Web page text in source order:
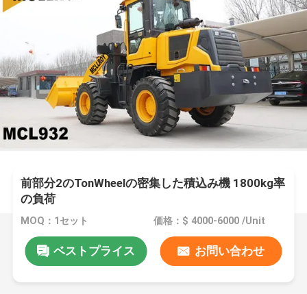
前部分2のTonWheelの密集した積込み機 1800kg率
の負荷
MOQ：1セット 価格：$ 4000-6000 /Unit
ベストプライス お問い合わせ